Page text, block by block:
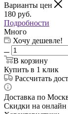
Варианты цен
180 руб.
Подробности
Много
Хочу дешевле!
В корзину
Купить в 1 клик
Рассчитать
Доставка по
Скидки на онлайн